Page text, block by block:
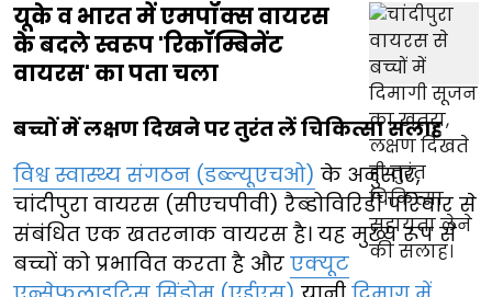
यूके व भारत में एमपॉक्स वायरस
के बदले स्वरूप 'रिकॉम्बिनेंट
वायरस' का पता चला
बच्चों में लक्षण दिखने पर तुरंत लें चिकित्सा सलाह
विश्व स्वास्थ्य संगठन (डब्ल्यूएचओ) के अनुसार,
चांदीपुरा वायरस (सीएचपीवी) रैब्डोविरिडी परिवार से
संबंधित एक खतरनाक वायरस है। यह मुख्य रूप से
बच्चों को प्रभावित करता है और एक्यूट